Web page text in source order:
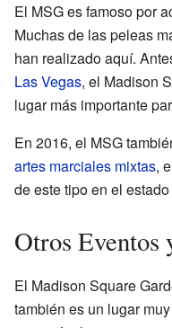
El MSG es famoso por
Muchas de las peleas
han realizado aquí.
Las Vegas, el Madison
lugar más importante
En 2016, el MSG
artes marciales mixtas,
de este tipo en el
Otros Eventos
El Madison Square
también es un lugar